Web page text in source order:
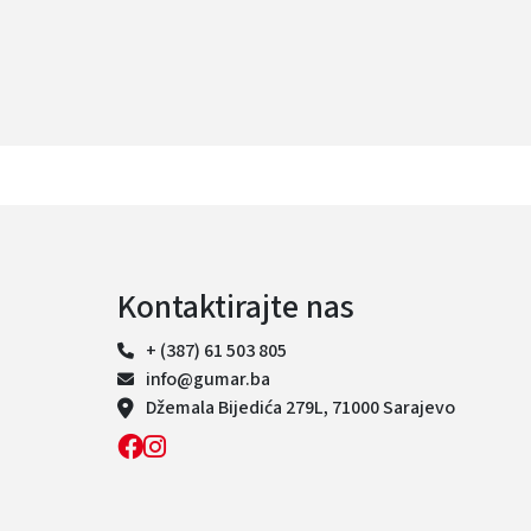
Kontaktirajte nas
+ (387) 61 503 805
info@gumar.ba
Džemala Bijedića 279L, 71000 Sarajevo